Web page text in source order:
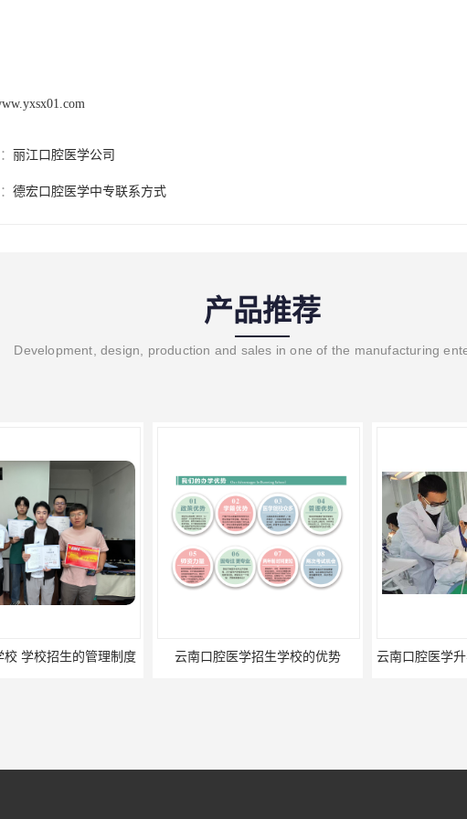
丽江口腔医学公司
德宏口腔医学中专联系方式
产品推荐
Development, design, production and sales in one of the manufacturing
校 学校招生的管理制度 云南口腔医学招生学校的优势